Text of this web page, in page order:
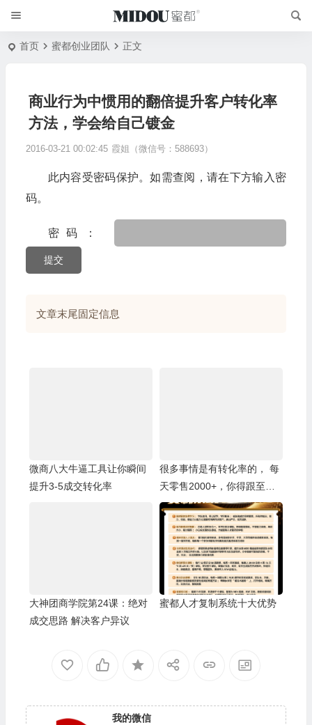
首页 蜜都创业团队 正文
商业行为中惯用的翻倍提升客户转化率
方法，学会给自己镀金
2016-03-21 00:02:45 霞姐（微信号：588693）
此内容受密码保护。如需查阅，请在下方输入密
码。
密码：
文章末尾固定信息
微商八大牛逼工具让你瞬间
提升3-5成交转化率
很多事情是有转化率的， 每
天零售2000+，你得跟至少
三五十人产生深入沟通，收
入跟你有方向有方法的努力
成正比
大神团商学院第24课：绝对
成交思路 解决客户异议
蜜都人才复制系统十大优势
我的微信